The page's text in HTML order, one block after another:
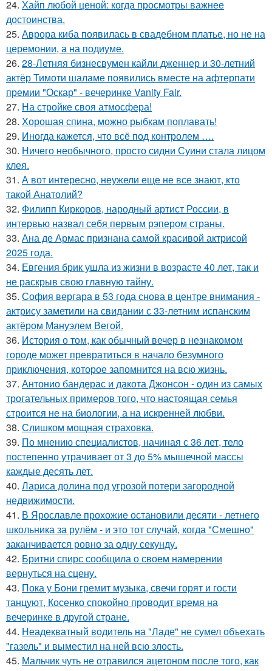
24. Хайп любой ценой: когда просмотры важнее
достоинства.
25. Аврора киба появилась в свадебном платье, но не на
церемонии, а на подиуме.
26. 28-Летняя бизнесвумен кайли дженнер и 30-летний
актёр Тимоти шаламе появились вместе на афтерпати
премии "Оскар" - вечеринке Vanity Fair.
27. На стройке своя атмосфера!
28. Хорошая спина, можно рыбкам поплавать!
29. Иногда кажется, что всё под контролем ….
30. Ничего необычного, просто сидни Суини стала лицом
клея.
31. А вот интересно, неужели еще не все знают, кто
такой Анатолий?
32. Филипп Киркоров, народный артист России, в
интервью назвал себя первым рэпером страны.
33. Ана де Армас признана самой красивой актрисой
2025 года.
34. Евгения брик ушла из жизни в возрасте 40 лет, так и
не раскрыв свою главную тайну.
35. София вергара в 53 года снова в центре внимания -
актрису заметили на свидании с 33-летним испанским
актёром Мануэлем Вегой.
36. История о том, как обычный вечер в незнакомом
городе может превратиться в начало безумного
приключения, которое запомнится на всю жизнь.
37. Антонио бандерас и дакота Джонсон - один из самых
трогательных примеров того, что настоящая семья
строится не на биологии, а на искренней любви.
38. Слишком мощная страховка.
39. По мнению специалистов, начиная с 36 лет, тело
постепенно утрачивает от 3 до 5% мышечной массы
каждые десять лет.
40. Лариса долина под угрозой потери загородной
недвижимости.
41. В Ярославле прохожие остановили десяти - летнего
школьника за рулём - и это тот случай, когда "Смешно"
заканчивается ровно за одну секунду.
42. Бритни спирс сообщила о своем намерении
вернуться на сцену.
43. Пока у Бони гремит музыка, свечи горят и гости
танцуют, Косенко спокойно проводит время на
вечеринке в другой стране.
44. Неадекватный водитель на "Ладе" не сумел объехать
"газель" и выместил на ней всю злость.
45. Мальчик чуть не отравился ацетоном после того, как